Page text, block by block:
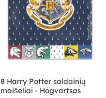
8 Harry Potter saldainių
maišeliai - Hogvartsas